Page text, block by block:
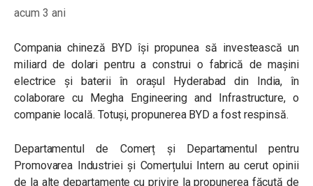
acum 3 ani
Compania chineză BYD își propunea să investească un
miliard de dolari pentru a construi o fabrică de mașini
electrice și baterii în orașul Hyderabad din India, în
colaborare cu Megha Engineering and Infrastructure, o
companie locală. Totuși, propunerea BYD a fost respinsă.
Departamentul de Comerț și Departamentul pentru
Promovarea Industriei și Comerțului Intern au cerut opinii
de la alte departamente cu privire la propunerea făcută de